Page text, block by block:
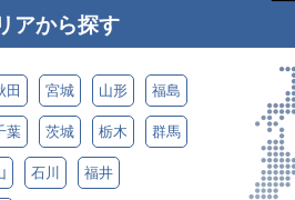
アから探す
田 宮城 山形 福島
葉 茨城 栃木 群馬
石川 福井